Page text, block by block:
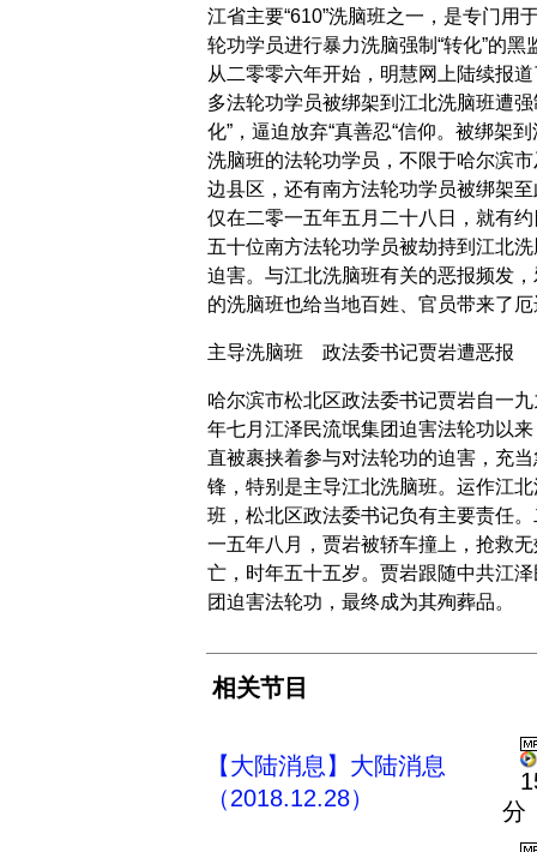
江省主要“610”洗脑班之一，是专门用
轮功学员进行暴力洗脑强制“转化”的黑
从二零零六年开始，明慧网上陆续报
多法轮功学员被绑架到江北洗脑班遭强
化”，逼迫放弃“真善忍“信仰。被绑架到
洗脑班的法轮功学员，不限于哈尔滨市
边县区，还有南方法轮功学员被绑架至
仅在二零一五年五月二十八日，就有约
五十位南方法轮功学员被劫持到江北洗
迫害。与江北洗脑班有关的恶报频发，
的洗脑班也给当地百姓、官员带来了厄
主导洗脑班 政法委书记贾岩遭恶报
哈尔滨市松北区政法委书记贾岩自一九
年七月江泽民流氓集团迫害法轮功以来
直被裹挟着参与对法轮功的迫害，充当
锋，特别是主导江北洗脑班。运作江北
班，松北区政法委书记负有主要责任。
一五年八月，贾岩被轿车撞上，抢救无
亡，时年五十五岁。贾岩跟随中共江泽
团迫害法轮功，最终成为其殉葬品。
相关节目
【大陆消息】大陆消息
（2018.12.28）
分